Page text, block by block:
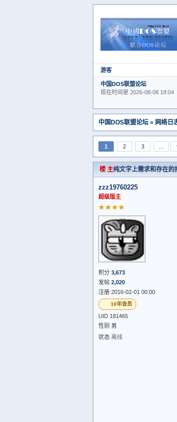
游客
中国DOS联盟论坛
现在时间是 2026-08-08 18:04
中国DOS联盟论坛 » 网络日
1 2 3
楼 主纯文字上需求和存在的
zzz19760225
超级版主
★★★★
积分 3,673
发帖 2,020
注册 2016-02-01 00:00
10年会员
UID 181465
性别 男
状态 离线